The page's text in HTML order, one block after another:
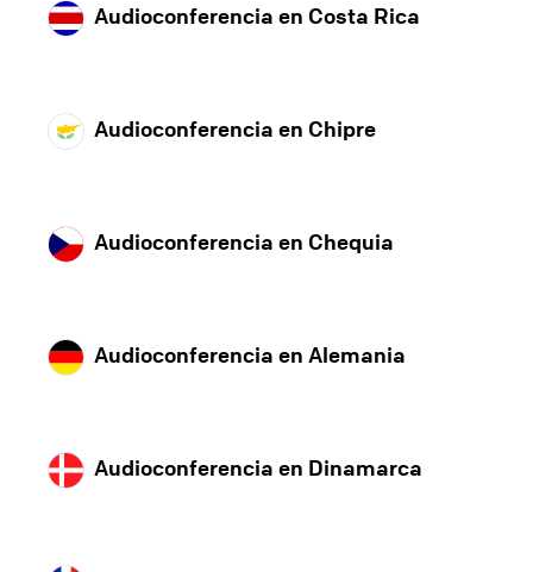
Audioconferencia en Costa Rica
Audioconferencia en Chipre
Audioconferencia en Chequia
Audioconferencia en Alemania
Audioconferencia en Dinamarca